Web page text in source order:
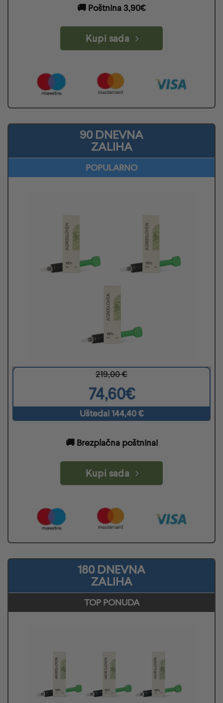
🚚 Poštnina 3,90€
Kupi sada
90 DNEVNA
ZALIHA
POPULARNO
219,00 €
74,60€
Ušteda! 144,40 €
🚚Brezplačna poštnina!
Kupi sada
180 DNEVNA
ZALIHA
TOP PONUDA